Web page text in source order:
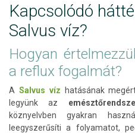
Kapcsolódó
Salvus víz?
Hogyan
a reflux fogalmát?
A Salvus víz hatásának
legyünk az
köznyelvben gyakran
leegyszerűsíti a folyamatot,